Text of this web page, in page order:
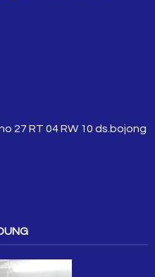
27 RT 04 RW 10 ds.bojong